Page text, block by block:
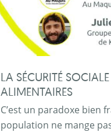
LA SÉCURITÉ
ALIMENTAIRES
C’est un paradoxe bien
population ne mange